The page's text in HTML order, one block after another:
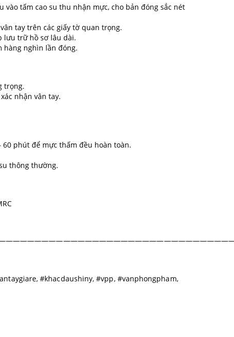
vào tấm cao su thu nhận mực, cho bản đóng sắc nét
tay trên các giấy tờ quan trọng.
lưu trữ hồ sơ lâu dài.
hàng nghìn lần đóng.
trọng.
nhận vân tay.
phút để mực thấm đều hoàn toàn.
thông thường.
#khacdaushiny, #vpp, #vanphongpham,